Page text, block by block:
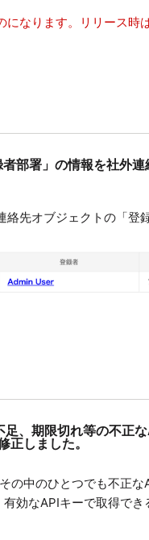
なります。リリース時
部署」の情報を社外
先オブジェクトの「登
、期限切れ等の不正
正しました。
の中のひとつでも不正
効なAPIキーで取得で